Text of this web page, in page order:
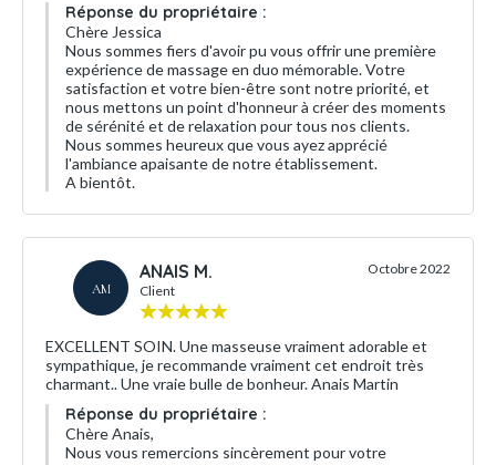
Réponse du propriétaire :
Chère Jessica
Nous sommes fiers d'avoir pu vous offrir une première
expérience de massage en duo mémorable. Votre
satisfaction et votre bien-être sont notre priorité, et
nous mettons un point d'honneur à créer des moments
de sérénité et de relaxation pour tous nos clients.
Nous sommes heureux que vous ayez apprécié
l'ambiance apaisante de notre établissement.
A bientôt.
AM
ANAIS M.
Client
Octobre 2022
EXCELLENT SOIN. Une masseuse vraiment adorable et
sympathique, je recommande vraiment cet endroit très
charmant.. Une vraie bulle de bonheur. Anais Martin
Réponse du propriétaire :
Chère Anais,
Nous vous remercions sincèrement pour votre